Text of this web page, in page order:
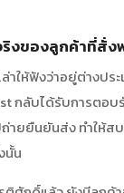
งของลูกค้าที่สั่ง
ให้ฟังว่าอยู่ต่างปร
กลับได้รับการตอ
ถ่ายยืนยันส่ง ทำให้
นั้น